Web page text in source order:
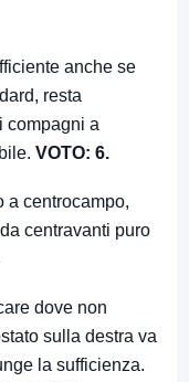
anche se
resta
compagni a
VOTO: 6.
a centrocampo,
centravanti puro
dove non
sulla destra va
la sufficienza.